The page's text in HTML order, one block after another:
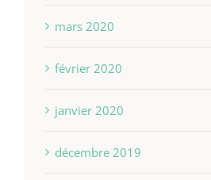
mars 2020
février 2020
janvier 2020
décembre 2019